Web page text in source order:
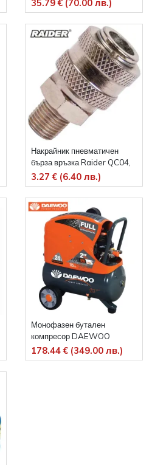
аксесоари
35.79 € (70.00 лв.)
Накрайник пневматичен
бърза връзка Raider QC04,
1/4''M
3.27 € (6.40 лв.)
Монофазен бутален
компресор DAEWOO
DAAC24DN, 1.5 kW, 169 л/
мин, 24 л, 8 бара, с директно
178.44 € (349.00 лв.)